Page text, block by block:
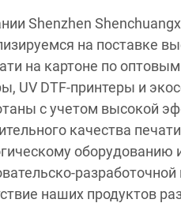
Shenzhen
на поставке
на картоне по
UV DTF-принтеры и
с учетом высокой
качества
оборудованию
наших продуктов